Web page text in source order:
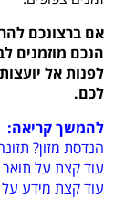
אם ברצונכם
הנכם מוזמנים
לפנות אל
לכם.
להמשך קריאה:
הנדסת מזון?
עוד קצת על תואר
עוד קצת מידע על